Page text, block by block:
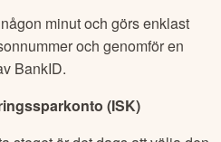
minut och görs enklast
och genomför en
BankID.
(ISK)